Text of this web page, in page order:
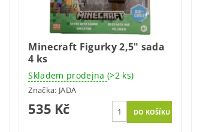
Minecraft Figurky 2,5" sada
4 ks
Skladem prodejna (>2 ks)
Značka: JADA
535 Kč